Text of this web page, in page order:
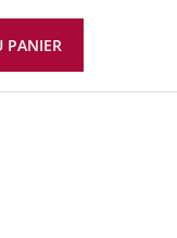
PANIER